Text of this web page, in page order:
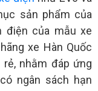
sản phẩm của
điện của mẫu xe
xe Hàn Quốc
nhằm đáp ứng
ngân sách hạn